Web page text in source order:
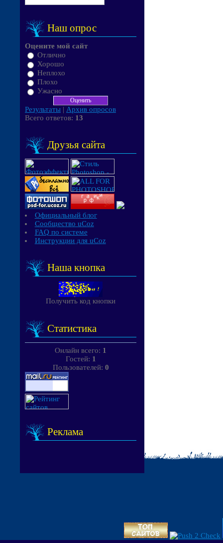
Наш опрос
Оцените мой сайт
Отлично
Хорошо
Неплохо
Плохо
Ужасно
Результаты | Архив опросов
Всего ответов: 13
Друзья сайта
Официальный блог
Сообщество uCoz
FAQ по системе
Инструкции для uCoz
Наша кнопка
Получить код кнопки
Статистика
Онлайн всего: 1
Гостей: 1
Пользователей: 0
Реклама